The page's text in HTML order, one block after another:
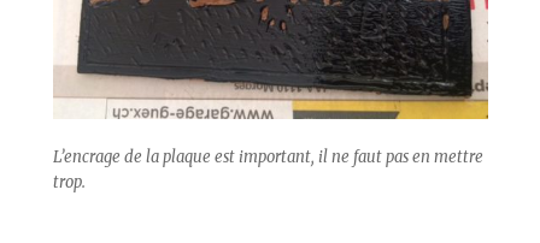
L’encrage de la plaque est important, il ne faut pas en mettre
trop.